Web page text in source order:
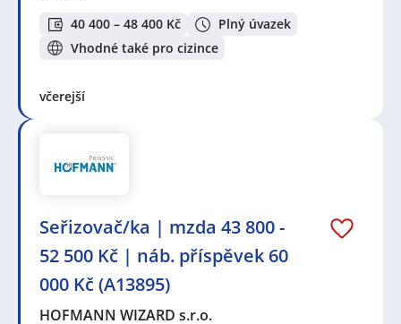
40 400 – 48 400 Kč
Plný úvazek
Vhodné také pro cizince
včerejší
Seřizovač/ka | mzda 43 800 -
52 500 Kč | náb. příspěvek 60
000 Kč (A13895)
HOFMANN WIZARD s.r.o.